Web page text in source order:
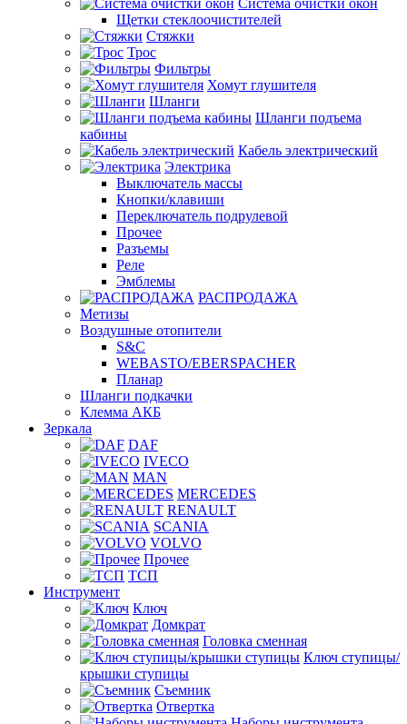
Система очистки окон
Щетки стеклоочистителей
Стяжки
Трос
Фильтры
Хомут глушителя
Шланги
Шланги подъема
кабины
Кабель электрический
Электрика
Выключатель массы
Кнопки/клавиши
Переключатель подрулевой
Прочее
Разъемы
Реле
Эмблемы
РАСПРОДАЖА
Метизы
Воздушные отопители
S&C
WEBASTO/EBERSPACHER
Планар
Шланги подкачки
Клемма АКБ
Зеркала
DAF
IVECO
MAN
MERCEDES
RENAULT
SCANIA
VOLVO
Прочее
ТСП
Инструмент
Ключ
Домкрат
Головка сменная
Ключ ступицы/
крышки ступицы
Съемник
Отвертка